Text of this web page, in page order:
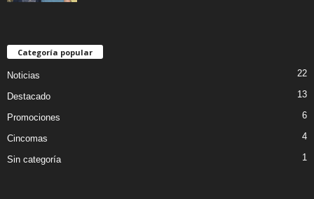
Categoría popular
Noticias 22
Destacado 13
Promociones 6
Cincomas 4
Sin categoría 1